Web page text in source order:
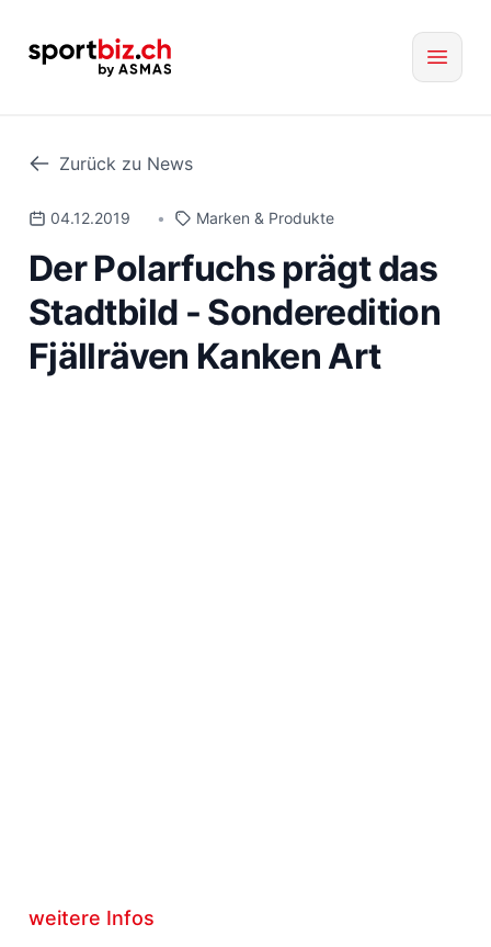
Zurück zu News
04.12.2019 • Marken & Produkte
Der Polarfuchs prägt das
Stadtbild - Sonderedition
Fjällräven Kanken Art
weitere Infos